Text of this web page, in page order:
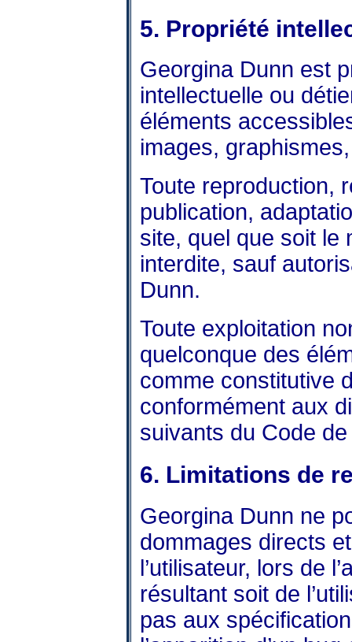
5. Propriété
Georgina Dunn est
intellectuelle ou
éléments
images,
Toute reproduction,
publication,
site, quel que soit le
interdite, sauf
Dunn.
Toute exploitation
quelconque des
comme constitutive
conformément aux
suivants du Code
6. Limitations de
Georgina Dunn ne
dommages directs
l’utilisateur, lors de
résultant soit de
pas aux